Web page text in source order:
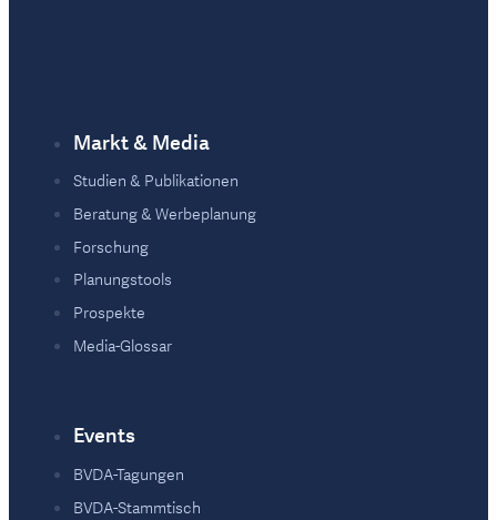
Markt & Media
Studien & Publikationen
Beratung & Werbeplanung
Forschung
Planungstools
Prospekte
Media-Glossar
Events
BVDA-Tagungen
BVDA-Stammtisch